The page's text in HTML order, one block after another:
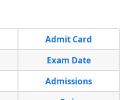
Admit Card
Exam Date
Admissions